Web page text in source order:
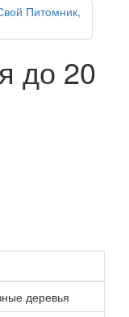
до 20
деревья